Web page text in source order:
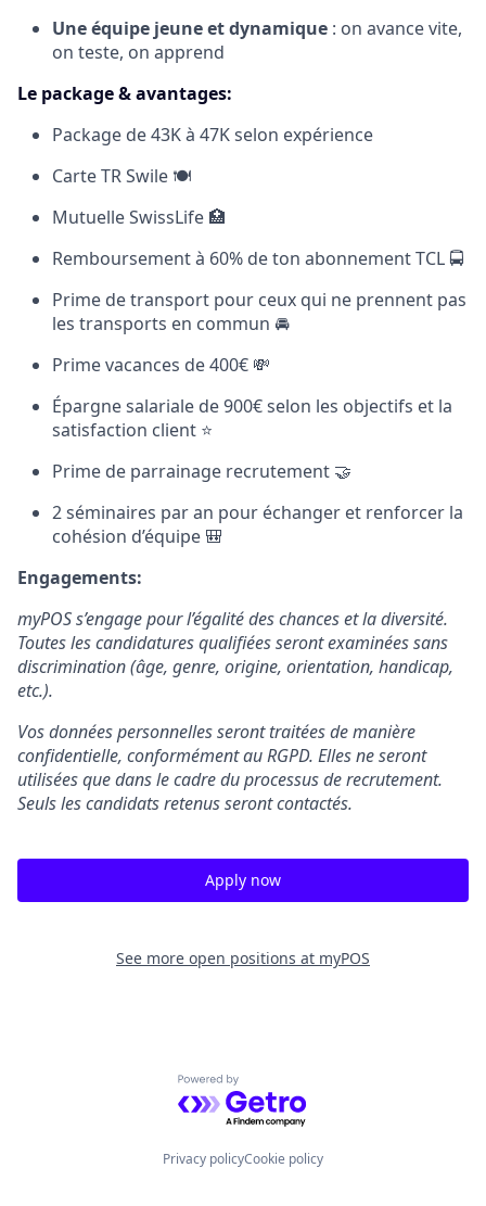
Une équipe jeune et dynamique : on avance vite,
on teste, on apprend
Le package & avantages:
Package de 43K à 47K selon expérience
Carte TR Swile 🍽️
Mutuelle SwissLife 🏥
Remboursement à 60% de ton abonnement TCL 🚍
Prime de transport pour ceux qui ne prennent pas
les transports en commun 🚘
Prime vacances de 400€ 💸
Épargne salariale de 900€ selon les objectifs et la
satisfaction client ⭐️
Prime de parrainage recrutement 🤝
2 séminaires par an pour échanger et renforcer la
cohésion d’équipe 🎒
Engagements:
myPOS s’engage pour l’égalité des chances et la diversité.
Toutes les candidatures qualifiées seront examinées sans
discrimination (âge, genre, origine, orientation, handicap,
etc.).
Vos données personnelles seront traitées de manière
confidentielle, conformément au RGPD. Elles ne seront
utilisées que dans le cadre du processus de recrutement.
Seuls les candidats retenus seront contactés.
Apply now
See more open positions at myPOS
Powered by Getro.com
Privacy policyCookie policy